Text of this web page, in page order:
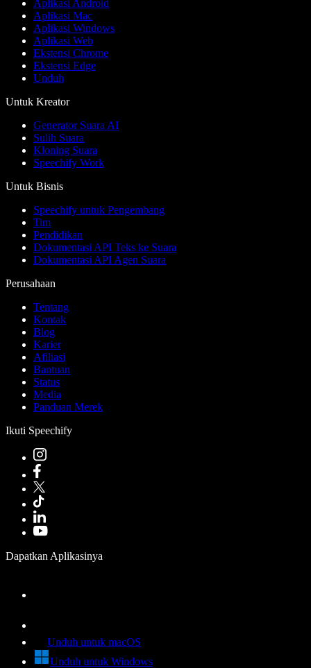
Aplikasi Android
Aplikasi Mac
Aplikasi Windows
Aplikasi Web
Ekstensi Chrome
Ekstensi Edge
Unduh
Untuk Kreator
Generator Suara AI
Sulih Suara
Kloning Suara
Speechify Work
Untuk Bisnis
Speechify untuk Pengembang
Tim
Pendidikan
Dokumentasi API Teks ke Suara
Dokumentasi API Agen Suara
Perusahaan
Tentang
Kontak
Blog
Karier
Afiliasi
Bantuan
Status
Media
Panduan Merek
Ikuti Speechify
Dapatkan Aplikasinya
Unduh untuk macOS
Unduh untuk Windows